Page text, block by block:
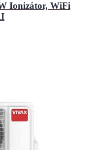
Ionizátor, WiFi